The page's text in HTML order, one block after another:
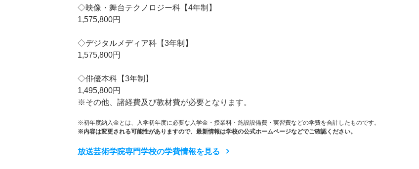
◇映像・舞台テクノロジー科【4年制】
1,575,800円
◇デジタルメディア科【3年制】
1,575,800円
◇俳優本科【3年制】
1,495,800円
※その他、諸経費及び教材費が必要となります。
※初年度納入金とは、入学初年度に必要な入学金・授業料・施設設備費・実習費などの学費を合計したものです。
※内容は変更される可能性がありますので、最新情報は学校の公式ホームページなどでご確認ください。
放送芸術学院専門学校の学費情報を見る